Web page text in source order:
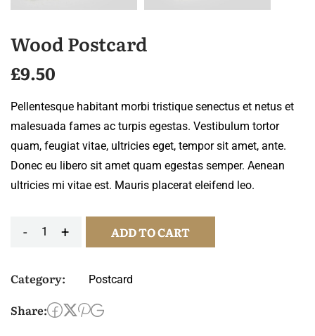
Wood Postcard
£9.50
Pellentesque habitant morbi tristique senectus et netus et
malesuada fames ac turpis egestas. Vestibulum tortor
quam, feugiat vitae, ultricies eget, tempor sit amet, ante.
Donec eu libero sit amet quam egestas semper. Aenean
ultricies mi vitae est. Mauris placerat eleifend leo.
-
Wood
quantity
+ ADD TO CART
Category: Postcard
Share: